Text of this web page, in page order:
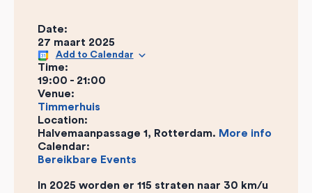
Date:
27 maart 2025
Add to Calendar
Time:
19:00 - 21:00
Venue:
Timmerhuis
Location:
Halvemaanpassage 1, Rotterdam. More info
Calendar:
Bereikbare Events
In 2025 worden er 115 straten naar 30 km/u